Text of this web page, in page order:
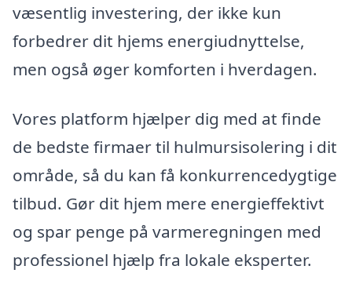
væsentlig investering, der ikke kun
forbedrer dit hjems energiudnyttelse,
men også øger komforten i hverdagen.
Vores platform hjælper dig med at finde
de bedste firmaer til hulmursisolering i dit
område, så du kan få konkurrencedygtige
tilbud. Gør dit hjem mere energieffektivt
og spar penge på varmeregningen med
professionel hjælp fra lokale eksperter.